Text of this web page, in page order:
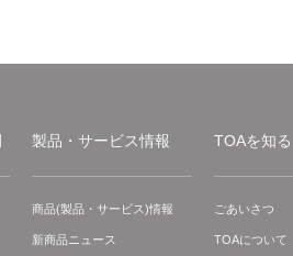
製品・サービス情報
商品(製品・サービス)情報
新商品ニュース
TOAを知る
ごあいさつ
TOAについて